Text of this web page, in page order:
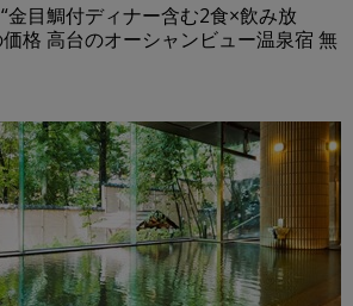
金目鯛付ディナー含む2食×飲み放
価格 高台のオーシャンビュー温泉宿 無